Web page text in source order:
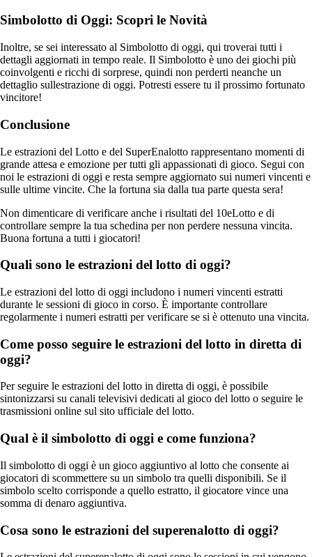
Simbolotto di Oggi: Scopri le Novità
Inoltre, se sei interessato al Simbolotto di oggi, qui troverai tutti i
dettagli aggiornati in tempo reale. Il Simbolotto è uno dei giochi più
coinvolgenti e ricchi di sorprese, quindi non perderti neanche un
dettaglio sullestrazione di oggi. Potresti essere tu il prossimo fortunato
vincitore!
Conclusione
Le estrazioni del Lotto e del SuperEnalotto rappresentano momenti di
grande attesa e emozione per tutti gli appassionati di gioco. Segui con
noi le estrazioni di oggi e resta sempre aggiornato sui numeri vincenti e
sulle ultime vincite. Che la fortuna sia dalla tua parte questa sera!
Non dimenticare di verificare anche i risultati del 10eLotto e di
controllare sempre la tua schedina per non perdere nessuna vincita.
Buona fortuna a tutti i giocatori!
Quali sono le estrazioni del lotto di oggi?
Le estrazioni del lotto di oggi includono i numeri vincenti estratti
durante le sessioni di gioco in corso. È importante controllare
regolarmente i numeri estratti per verificare se si è ottenuto una vincita.
Come posso seguire le estrazioni del lotto in diretta di
oggi?
Per seguire le estrazioni del lotto in diretta di oggi, è possibile
sintonizzarsi su canali televisivi dedicati al gioco del lotto o seguire le
trasmissioni online sul sito ufficiale del lotto.
Qual è il simbolotto di oggi e come funziona?
Il simbolotto di oggi è un gioco aggiuntivo al lotto che consente ai
giocatori di scommettere su un simbolo tra quelli disponibili. Se il
simbolo scelto corrisponde a quello estratto, il giocatore vince una
somma di denaro aggiuntiva.
Cosa sono le estrazioni del superenalotto di oggi?